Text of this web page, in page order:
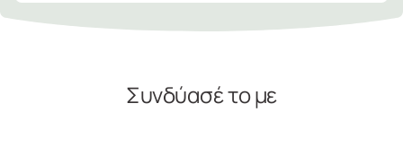
Συνδύασέ το με